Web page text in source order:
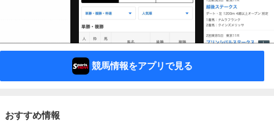
競馬情報をアプリで見る
おすすめ情報